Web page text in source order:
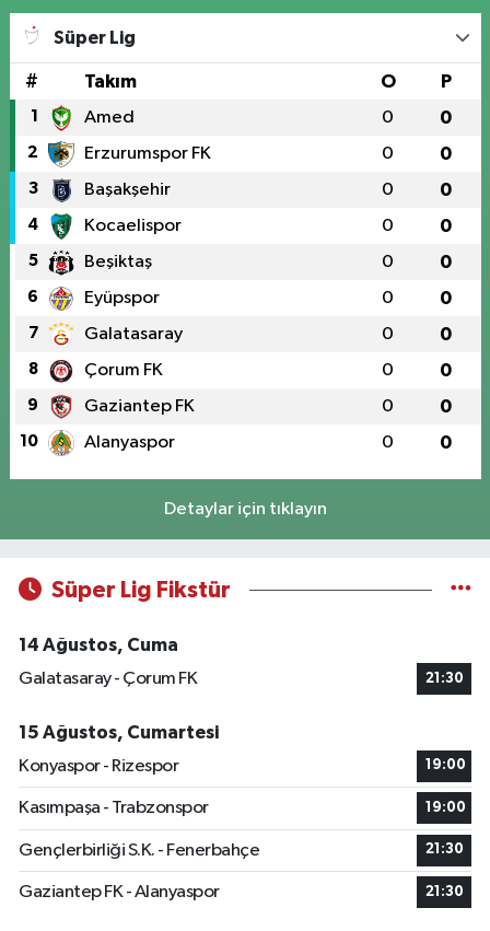
Süper Lig
# Takım O P
1 Amed 0 0
2 Erzurumspor FK 0 0
3 Başakşehir 0 0
4 Kocaelispor 0 0
5 Beşiktaş 0 0
6 Eyüpspor 0 0
7 Galatasaray 0 0
8 Çorum FK 0 0
9 Gaziantep FK 0 0
10 Alanyaspor 0 0
Detaylar için tıklayın
Süper Lig Fikstür
14 Ağustos, Cuma
Galatasaray - Çorum FK
21:30
15 Ağustos, Cumartesi
Konyaspor - Rizespor
19:00
Kasımpaşa - Trabzonspor 19:00
Gençlerbirliği S.K. - Fenerbahçe 21:30
Gaziantep FK - Alanyaspor 21:30